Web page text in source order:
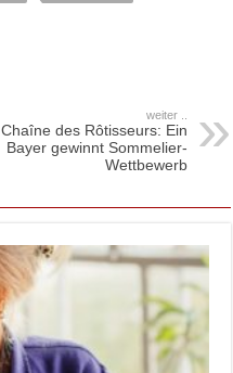
weiter ..
Chaîne des Rôtisseurs: Ein
Bayer gewinnt Sommelier-
Wettbewerb